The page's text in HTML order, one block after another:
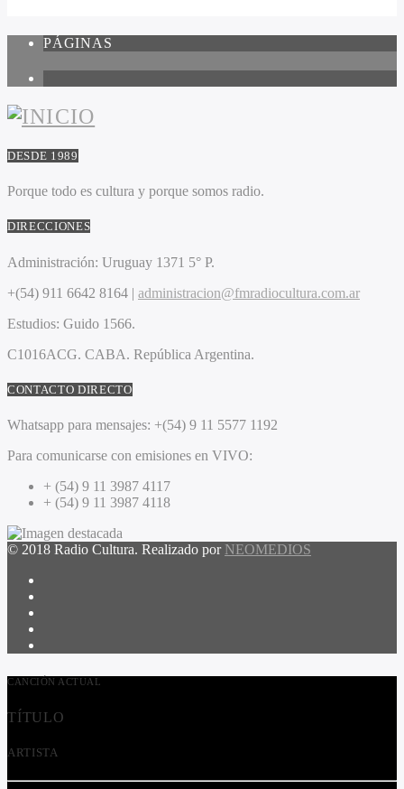
PÁGINAS
DESDE 1989
Porque todo es cultura y porque somos radio.
DIRECCIONES
Administración: Uruguay 1371 5° P.
+(54) 911 6642 8164 | administracion@fmradiocultura.com.ar
Estudios: Guido 1566.
C1016ACG. CABA. República Argentina.
CONTACTO DIRECTO
Whatsapp para mensajes: +(54) 9 11 5577 1192
Para comunicarse con emisiones en VIVO:
+ (54) 9 11 3987 4117
+ (54) 9 11 3987 4118
© 2018 Radio Cultura. Realizado por NEOMEDIOS
CANCIÓN ACTUAL
TÍTULO
ARTISTA